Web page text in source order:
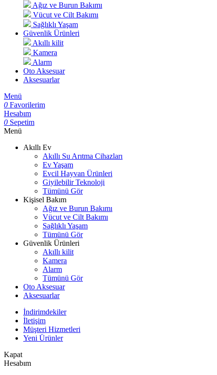
Ağız ve Burun Bakımı
Vücut ve Cilt Bakımı
Sağlıklı Yaşam
Güvenlik Ürünleri
Akıllı kilit
Kamera
Alarm
Oto Aksesuar
Aksesuarlar
Menü
0 Favorilerim
Hesabım
0 Sepetim
Menü
Akıllı Ev
Akıllı Su Arıtma Cihazları
Ev Yaşam
Evcil Hayvan Ürünleri
Giyilebilir Teknoloji
Tümünü Gör
Kişisel Bakım
Ağız ve Burun Bakımı
Vücut ve Cilt Bakımı
Sağlıklı Yaşam
Tümünü Gör
Güvenlik Ürünleri
Akıllı kilit
Kamera
Alarm
Tümünü Gör
Oto Aksesuar
Aksesuarlar
İndirimdekiler
İletişim
Müşteri Hizmetleri
Yeni Ürünler
Kapat
Hesabım